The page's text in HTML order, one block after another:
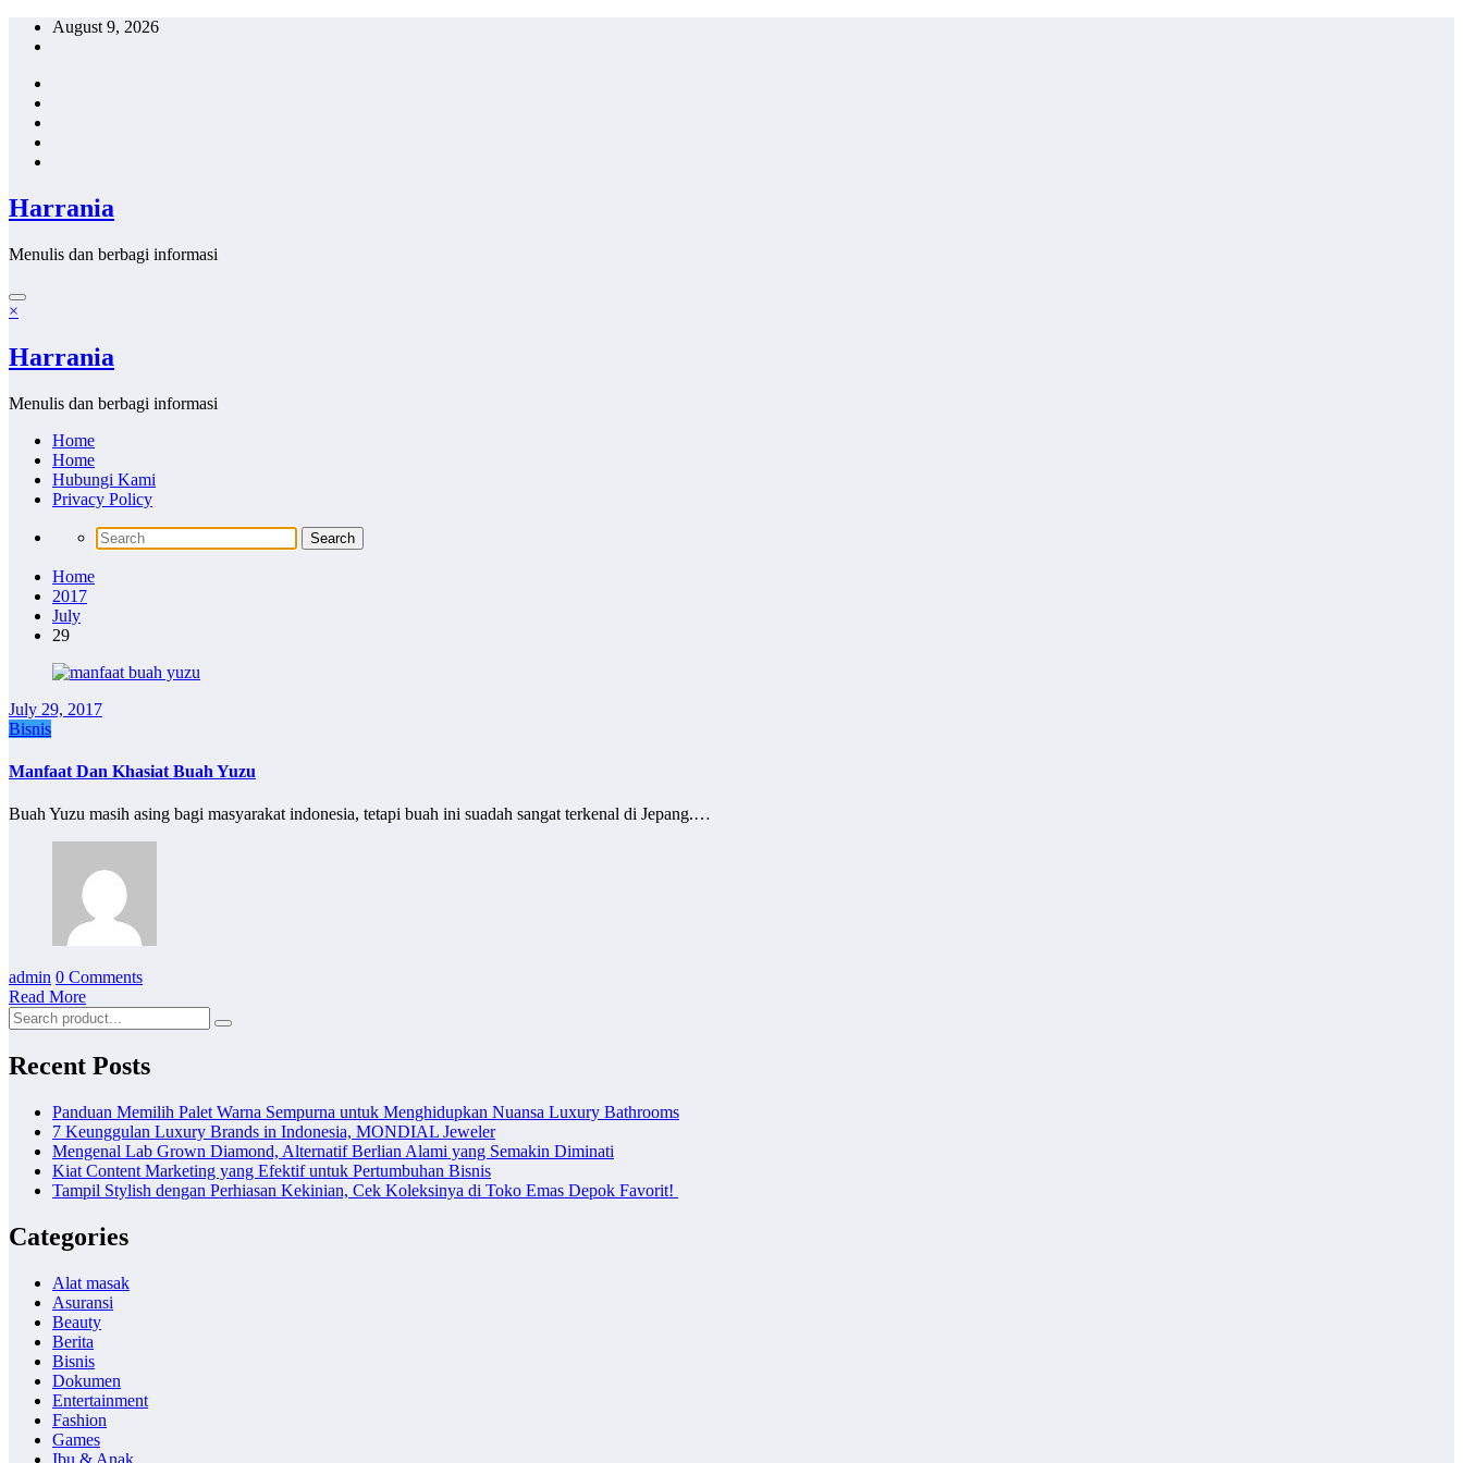
Skip
August 9, 2026
Harrania
Menulis dan berbagi informasi
×
Harrania
Menulis dan berbagi informasi
Home
Home
Hubungi Kami
Privacy Policy
Home
2017
July
29
July 29, 2017
Bisnis
Manfaat Dan Khasiat Buah Yuzu
Buah Yuzu masih asing bagi masyarakat indonesia, tetapi buah ini suadah sangat terkenal di Jepang.…
admin 0 Comments
Read More
Recent Posts
Panduan Memilih Palet Warna Sempurna untuk Menghidupkan Nuansa Luxury Bathrooms
7 Keunggulan Luxury Brands in Indonesia, MONDIAL Jeweler
Mengenal Lab Grown Diamond, Alternatif Berlian Alami yang Semakin Diminati
Kiat Content Marketing yang Efektif untuk Pertumbuhan Bisnis
Tampil Stylish dengan Perhiasan Kekinian, Cek Koleksinya di Toko Emas Depok Favorit!
Categories
Alat masak
Asuransi
Beauty
Berita
Bisnis
Dokumen
Entertainment
Fashion
Games
Ibu & Anak